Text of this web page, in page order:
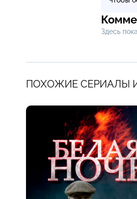
Здесь
ПОХОЖИЕ СЕРИАЛЫ